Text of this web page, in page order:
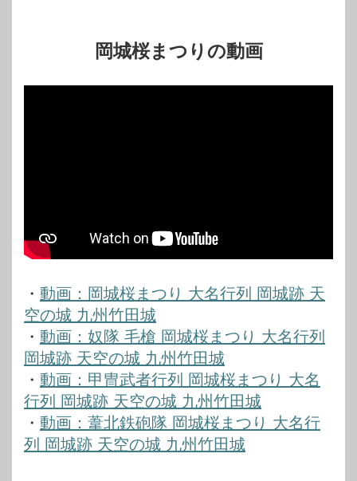
岡城桜まつりの動画
・ 動画：岡城桜まつり 大名行列 岡城跡 天
空の城 九州竹田城
・ 動画：奴隊 毛槍 岡城桜まつり 大名行列
岡城跡 天空の城 九州竹田城
・ 動画：甲冑武者行列 岡城桜まつり 大名
行列 岡城跡 天空の城 九州竹田城
・ 動画：葦北鉄砲隊 岡城桜まつり 大名行
列 岡城跡 天空の城 九州竹田城